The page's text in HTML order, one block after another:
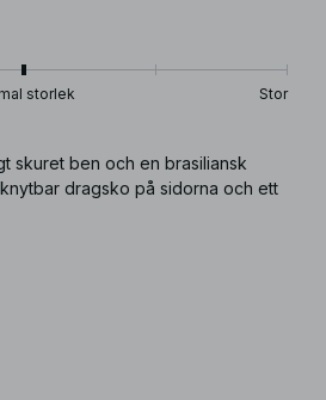
storlek Stor
skuret ben och en brasiliansk
dragsko på sidorna och ett